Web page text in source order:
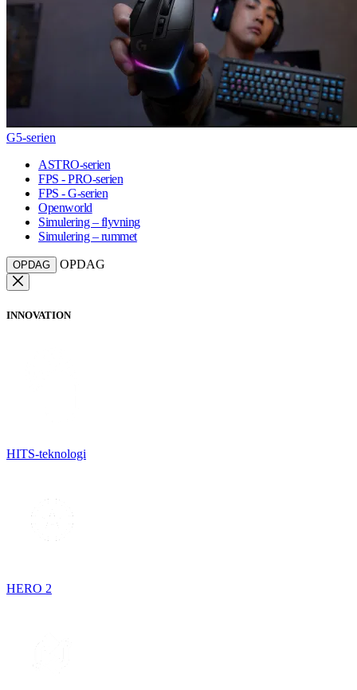
G5-serien
ASTRO-serien
FPS - PRO-serien
FPS - G-serien
Openworld
Simulering – flyvning
Simulering – rummet
OPDAG OPDAG
INNOVATION
HITS-teknologi
HERO 2